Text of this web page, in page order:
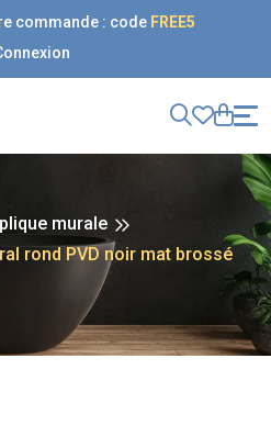
commande : code FREE5
murale
rond PVD noir mat brossé